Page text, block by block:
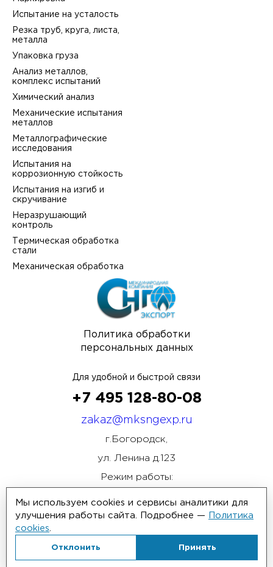
Политика обработки
персональных данных
Испытание на усталость
Резка труб, круга, листа,
металла
Упаковка груза
Анализ металлов,
комплекс испытаний
Химический анализ
Механические испытания
металлов
Металлографические
исследования
Испытания на
коррозионную стойкость
Испытания на изгиб и
скручивание
Неразрушающий
контроль
Термическая обработка
стали
Механическая обработка
Для удобной и быстрой связи
+7 495 128-80-08
zakaz@mksngexp.ru
г.Богородск,
ул. Ленина д.123
Режим работы:
Мы используем cookies и сервисы аналитики для
улучшения работы сайта. Подробнее —
Политика
cookies
Отклонить Принять